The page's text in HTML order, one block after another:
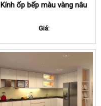
Kính ốp bếp màu vàng nâu
Giá: